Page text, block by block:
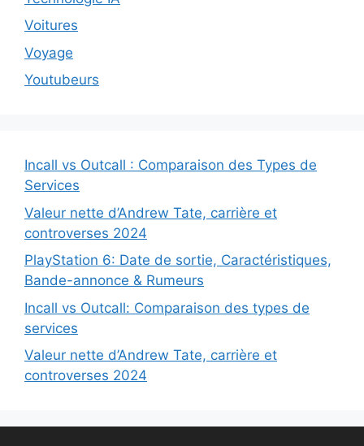
Voitures
Voyage
Youtubeurs
Incall vs Outcall : Comparaison des Types de
Services
Valeur nette d’Andrew Tate, carrière et
controverses 2024
PlayStation 6: Date de sortie, Caractéristiques,
Bande-annonce & Rumeurs
Incall vs Outcall: Comparaison des types de
services
Valeur nette d’Andrew Tate, carrière et
controverses 2024